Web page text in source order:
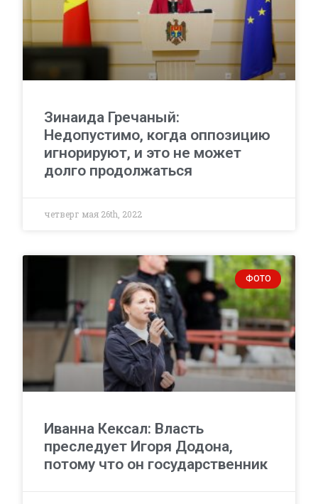
Зинаида Гречаный:
Недопустимо, когда оппозицию
игнорируют, и это не может
долго продолжаться
четверг мая 26th, 2022
ФОТО
Иванна Кексал: Власть
преследует Игоря Додона,
потому что он государственник